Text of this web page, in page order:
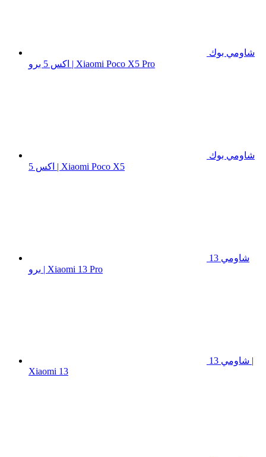
شاومي بوك
اكس 5 برو | Xiaomi Poco X5 Pro
شاومي بوك
اكس 5 | Xiaomi Poco X5
شاومي 13
برو | Xiaomi 13 Pro
شاومي 13 |
Xiaomi 13